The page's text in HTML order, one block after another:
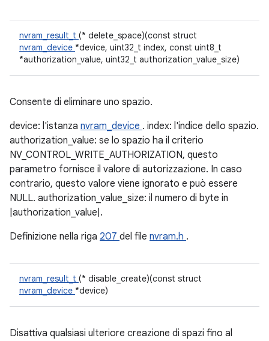
nvram_result_t (* delete_space)(const struct
nvram_device *device, uint32_t index, const uint8_t
*authorization_value, uint32_t authorization_value_size)
Consente di eliminare uno spazio.
device: l'istanza nvram_device . index: l'indice dello spazio.
authorization_value: se lo spazio ha il criterio
NV_CONTROL_WRITE_AUTHORIZATION, questo
parametro fornisce il valore di autorizzazione. In caso
contrario, questo valore viene ignorato e può essere
NULL. authorization_value_size: il numero di byte in
|authorization_value|.
Definizione nella riga 207 del file nvram.h .
nvram_result_t (* disable_create)(const struct
nvram_device *device)
Disattiva qualsiasi ulteriore creazione di spazi fino al